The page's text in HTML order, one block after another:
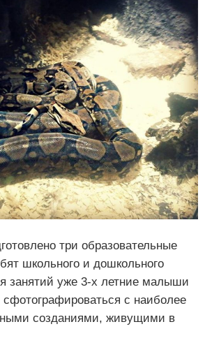
три образовательные
школьного и дошкольного
занятий уже 3-х летние малыши
сфотографироваться с наиболее
созданиями, живущими в